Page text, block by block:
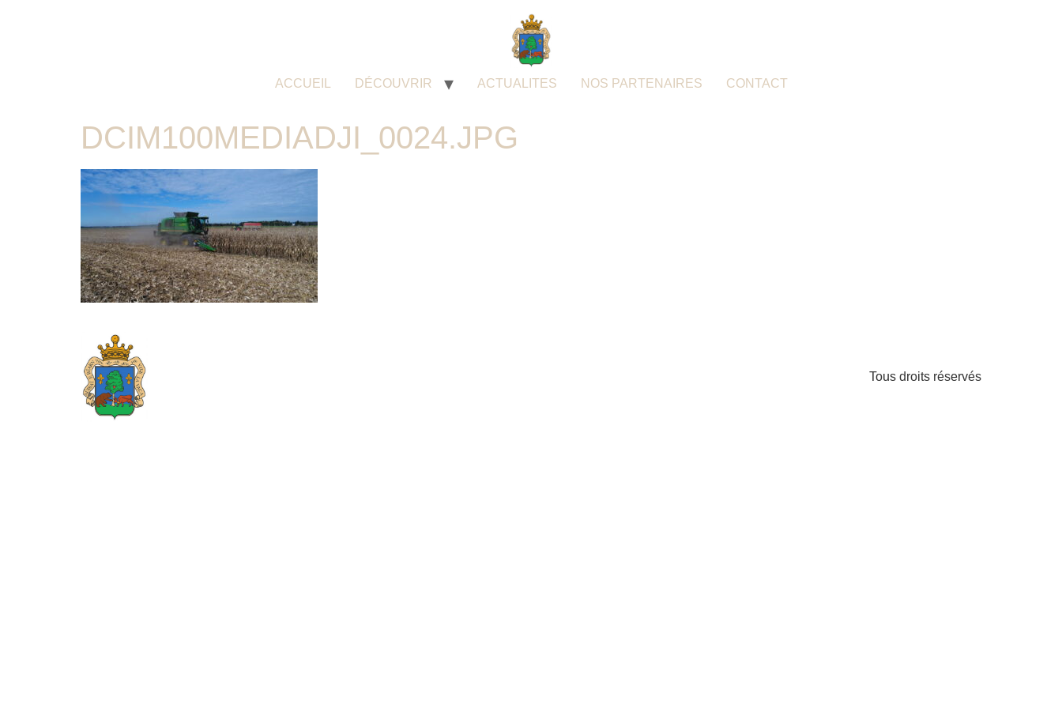
ACCUEIL DÉCOUVRIR ACTUALITES NOS PARTENAIRES CONTACT
DCIM100MEDIADJI_0024.JPG
Tous droits réservés